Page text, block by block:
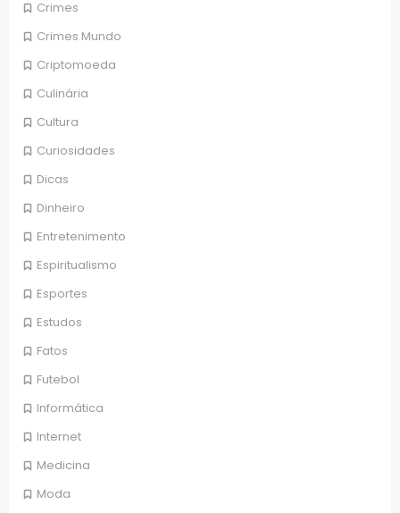
Crimes
Crimes Mundo
Criptomoeda
Culinária
Cultura
Curiosidades
Dicas
Dinheiro
Entretenimento
Espiritualismo
Esportes
Estudos
Fatos
Futebol
Informática
Internet
Medicina
Moda